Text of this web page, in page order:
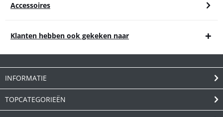
Accessoires
Klanten hebben ook gekeken naar
INFORMATIE
TOPCATEGORIEËN